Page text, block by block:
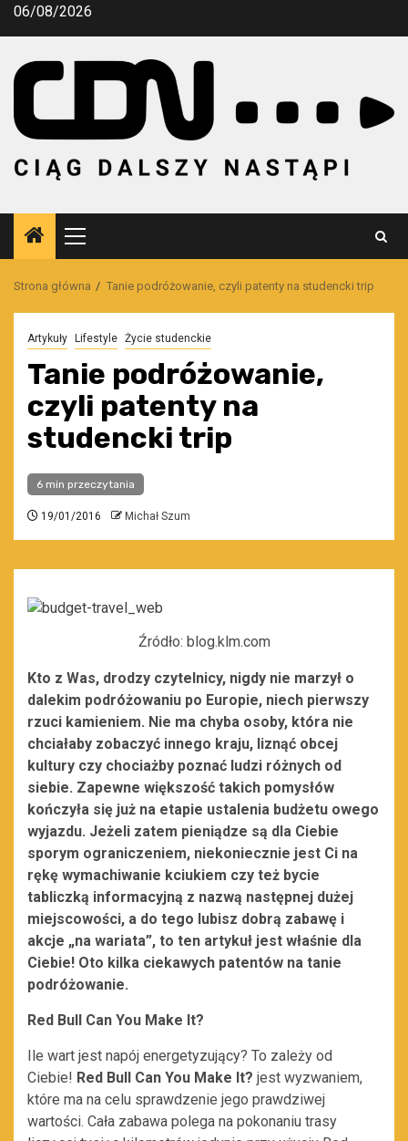
Przejdź
06/08/2026
Menu
główne
Strona główna Tanie podróżowanie, czyli patenty na studencki trip
Artykuły Lifestyle Życie studenckie
Tanie podróżowanie,
czyli patenty na
studencki trip
6 min przeczytania
19/01/2016 Michał Szum
Źródło: blog.klm.com
Kto z Was, drodzy czytelnicy, nigdy nie marzył o
dalekim podróżowaniu po Europie, niech pierwszy
rzuci kamieniem. Nie ma chyba osoby, która nie
chciałaby zobaczyć innego kraju, liznąć obcej
kultury czy chociażby poznać ludzi różnych od
siebie. Zapewne większość takich pomysłów
kończyła się już na etapie ustalenia budżetu owego
wyjazdu. Jeżeli zatem pieniądze są dla Ciebie
sporym ograniczeniem, niekoniecznie jest Ci na
rękę wymachiwanie kciukiem czy też bycie
tabliczką informacyjną z nazwą następnej dużej
miejscowości, a do tego lubisz dobrą zabawę i
akcje „na wariata”, to ten artykuł jest właśnie dla
Ciebie! Oto kilka ciekawych patentów na tanie
podróżowanie.
Red Bull Can You Make It?
Ile wart jest napój energetyzujący? To zależy od
Ciebie! Red Bull Can You Make It? jest wyzwaniem,
które ma na celu sprawdzenie jego prawdziwej
wartości. Cała zabawa polega na pokonaniu trasy